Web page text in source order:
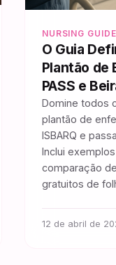
NURSING
O Guia
Plantão de
PASS e
Domine todos
plantão de
ISBARQ e
Inclui
comparação
gratuitos de
12 de abril de